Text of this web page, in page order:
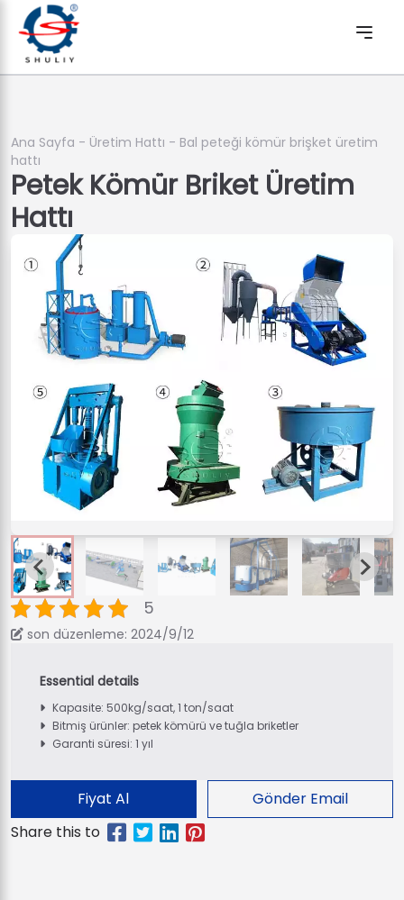
Ana Sayfa - Üretim Hattı - Bal peteği kömür brişket üretim
hattı
Petek Kömür Briket Üretim
Hattı
5
son düzenleme: 2024/9/12
Kapasite: 500kg/saat, 1 ton/saat
Bitmiş ürünler: petek kömürü ve tuğla briketler
Garanti süresi: 1 yıl
Fiyat Al Gönder Email